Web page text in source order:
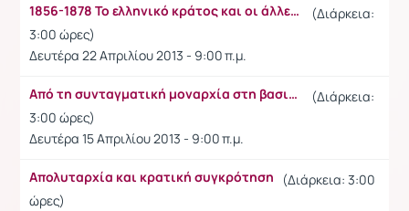
1856-1878 Το ελληνικό κράτος και οι άλλες εθνότητες - τα νέα βαλκανικά κράτη 1878-1908
(Διάρκεια:
3:00 ώρες)
Δευτέρα 22 Απριλίου 2013 - 9:00 π.μ.
Από τη συνταγματική μοναρχία στη βασιλευομένη δημοκρατία
(Διάρκεια:
3:00 ώρες)
Δευτέρα 15 Απριλίου 2013 - 9:00 π.μ.
Απολυταρχία και κρατική συγκρότηση (Διάρκεια: 3:00
ώρες)